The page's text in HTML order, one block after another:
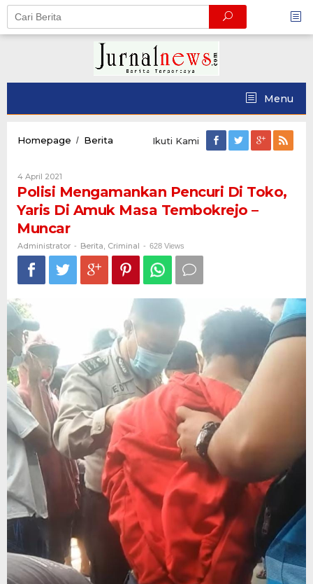
Skip
content
Menu
Homepage / Berita
Toko,
Di
Muncar
Ikuti Kami
4 April 2021
Administrator
Polisi Mengamankan Pencuri Di Toko,
Yaris Di Amuk Masa Tembokrejo –
Muncar
Administrator - Berita, Criminal - 628 Views